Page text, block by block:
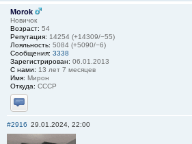
Morok
Новичок
Возраст: 54
Репутация: 14254 (+14309/−55)
Лояльность: 5084 (+5090/−6)
Сообщения: 3338
Зарегистрирован: 06.01.2013
С нами: 13 лет 7 месяцев
Имя: Мирон
Откуда: СССР
Отправить личное сообщение
#2916 29.01.2024, 22:00